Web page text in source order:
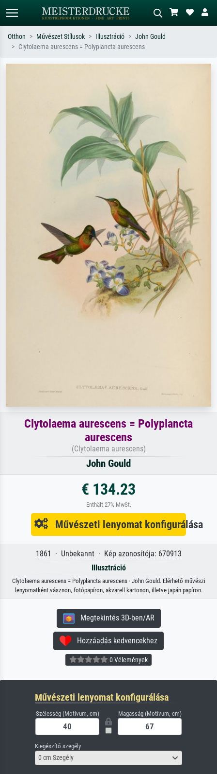
Otthon Művészet Stílusok Illusztráció
John Gould
Clytolaema aurescens = Polyplancta aurescens
Clytolaema aurescens = Polyplancta
aurescens
(Clytolaema aurescens)
John Gould
€ 134.23
Enthält 27% MwSt.
Művészeti lenyomat konfigurálása
1861 · Unbekannt · Kép azonosítója: 670913
Illusztráció
Clytolaema aurescens = Polyplancta aurescens · John Gould. Elérhető művészi
lenyomatként vásznon, fotópapíron, akvarell kartonon, illetve japán papíron.
Megtekintés 3D-ben/AR
Hozzáadás kedvencekhez
0 Vélemények
Művészeti lenyomat konfigurálása
Szélesség (Motívum, cm) Magasság (Motívum, cm)
Kiegészítő szegély
0 cm Szegély